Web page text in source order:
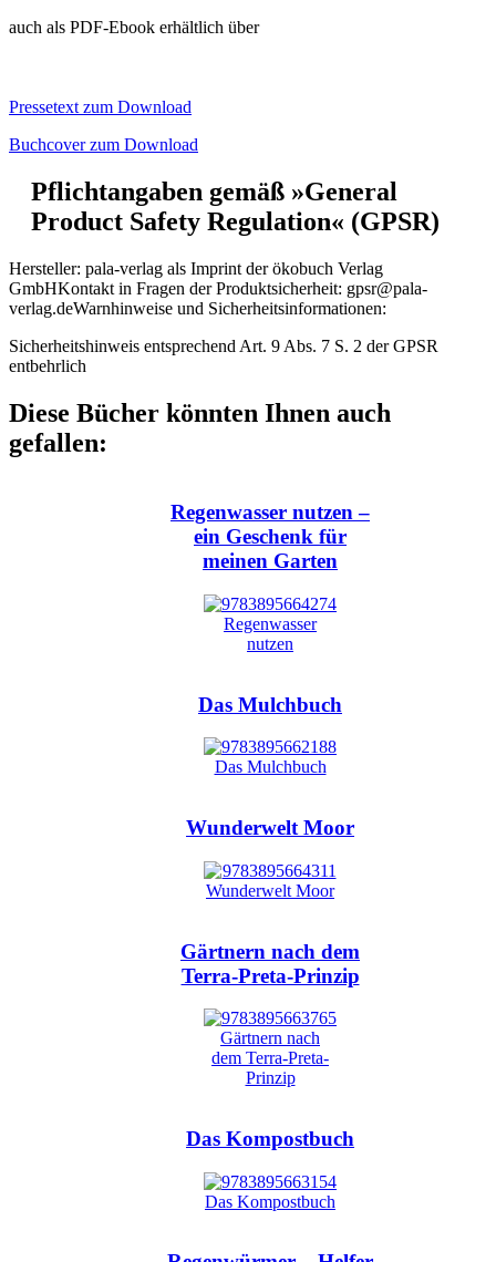
auch als PDF-Ebook erhältlich über
Pressetext zum Download
Buchcover zum Download
Pflichtangaben gemäß »General
Product Safety Regulation« (GPSR)
Hersteller: pala-verlag als Imprint der ökobuch Verlag
GmbHKontakt in Fragen der Produktsicherheit: gpsr@pala-
verlag.deWarnhinweise und Sicherheitsinformationen:
Sicherheitshinweis entsprechend Art. 9 Abs. 7 S. 2 der GPSR
entbehrlich
Diese Bücher könnten Ihnen auch
gefallen:
Regenwasser nutzen –
ein Geschenk für
meinen Garten
Das Mulchbuch
Wunderwelt Moor
Gärtnern nach dem
Terra-Preta-Prinzip
Das Kompostbuch